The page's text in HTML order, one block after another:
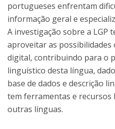
portugueses enfrentam
informação geral e
A investigação sobre a LGP
aproveitar as
digital, contribuindo para o
linguístico desta língua,
base de dados e descrição
tem ferramentas e recursos
outras línguas.